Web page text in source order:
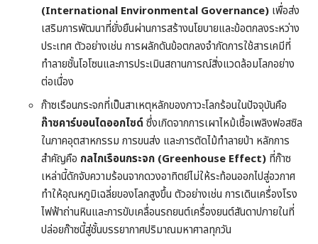
(International Environmental Governance)เพื่อส่ง
เสริมการพัฒนาที่ยั่งยืนผ่านการสร้างนโยบายและข้อตกลงระหว่าง
ประเทศ ตัวอย่างเช่น การผลักดันข้อตกลงจำกัดการใช้สารเคมีที่
ทำลายชั้นโอโซนและการประเมินสถานการณ์สิ่งแวดล้อมโลกอย่าง
ต่อเนื่อง
ก๊าซเรือนกระจกที่เป็นสาเหตุหลักของภาวะโลกร้อนในปัจจุบันคือ
ก๊าซคาร์บอนไดออกไซด์ ซึ่งเกิดจากการเผาไหม้เชื้อเพลิงฟอสซิล
ในภาคอุตสาหกรรม การขนส่ง และการตัดไม้ทำลายป่า หลักการ
สำคัญคือ กลไกเรือนกระจก (Greenhouse Effect)ที่ก๊าซ
เหล่านี้ดักจับความร้อนจากดวงอาทิตย์ไม่ให้ระท้อนออกไปสู่อวกาศ
ทำให้อุณหภูมิเฉลี่ยของโลกสูงขึ้น ตัวอย่างเช่น การเดินเครื่องโรง
ไฟฟ้าถ่านหินและการขับเคลื่อนรถยนต์เครื่องยนต์สันดาปภายในที่
ปล่อยก๊าซนี้สู่ชั้นบรรยากาศปริมาณมหาศาลทุกวัน